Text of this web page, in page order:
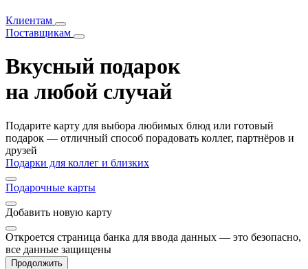
Клиентам
Поставщикам
Вкусный подарок
на любой случай
Подарите карту для выбора любимых блюд или готовый
подарок — отличный способ порадовать коллег, партнёров и
друзей
Подарки для коллег и близких
Подарочные карты
Добавить новую карту
Откроется страница банка для ввода данных — это безопасно,
все данные защищены
Продолжить